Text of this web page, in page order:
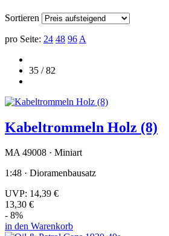
Sortieren
pro Seite: 24 48 96 A
35 / 82
Kabeltrommeln Holz (8)
MA 49008 · Miniart
1:48 · Dioramenbausatz
UVP: 14,39 €
13,30 €
- 8%
in den Warenkorb